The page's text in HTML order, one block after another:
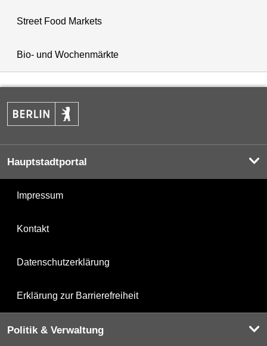
Street Food Markets
Bio- und Wochenmärkte
Hauptstadtportal
Impressum
Kontakt
Datenschutzerklärung
Erklärung zur Barrierefreiheit
Politik & Verwaltung